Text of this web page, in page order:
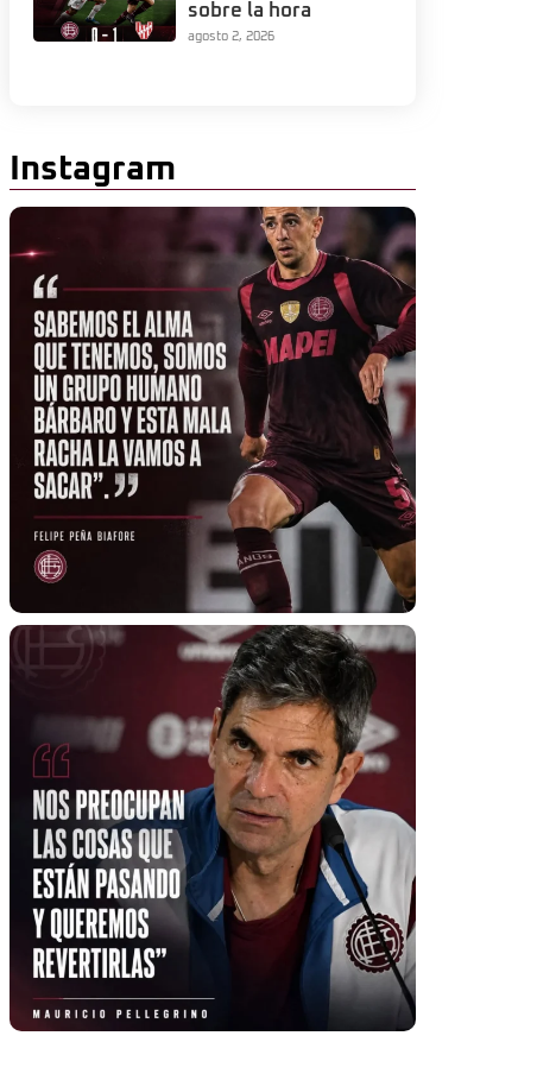
sobre la hora
agosto 2, 2026
Instagram